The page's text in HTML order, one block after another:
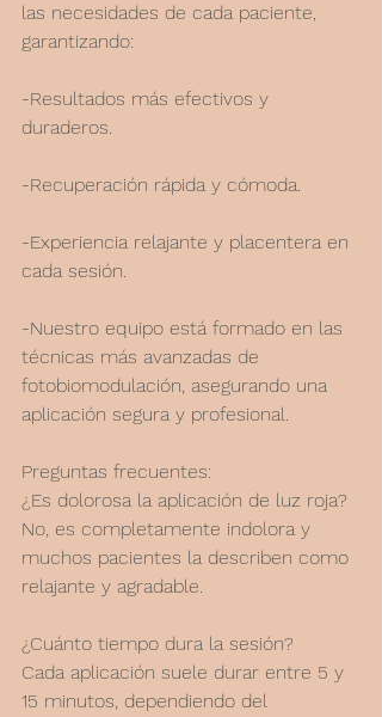
las necesidades de cada paciente,
garantizando:
-Resultados más efectivos y
duraderos.
-Recuperación rápida y cómoda.
-Experiencia relajante y placentera en
cada sesión.
-Nuestro equipo está formado en las
técnicas más avanzadas de
fotobiomodulación, asegurando una
aplicación segura y profesional.
Preguntas frecuentes:
¿Es dolorosa la aplicación de luz roja?
No, es completamente indolora y
muchos pacientes la describen como
relajante y agradable.
¿Cuánto tiempo dura la sesión?
Cada aplicación suele durar entre 5 y
15 minutos, dependiendo del